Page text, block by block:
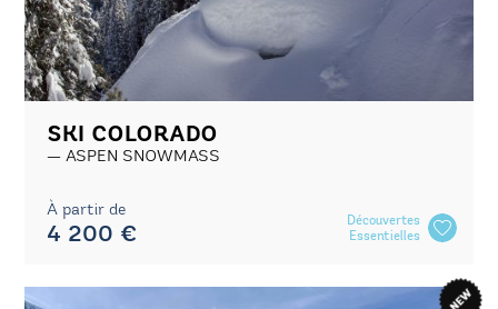
SKI COLORADO
ASPEN SNOWMASS
À partir de
4 200 €
Découvertes
Essentielles